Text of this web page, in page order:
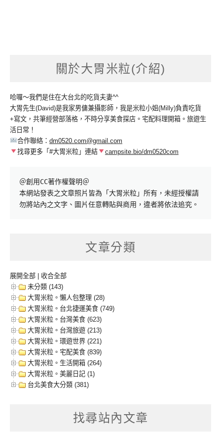
關於大胃米粒(介紹)
哈囉～我們是住在大台北的吃貨夫妻^^
大胃先生(David)是我家男傭兼攝影師，我是米粒小姐(Milly)負責吃貨
+寫文，共筆經營部落格，不時分享美食探店。宅配料理開箱。旅遊生
活日常！
合作聯絡： dm0520.com@gmail.com
找尋更多「#大胃米粒」連結
campsite.bio/dm0520com
＠創用CC著作權聲明＠
本網站發表之文章照片皆為「大胃米粒」所有，未經授權請
勿將站內之文字、圖片任意轉貼與商用，違者將依法追究。
文章分類
展開全部 | 收合全部
未分類 (143)
大胃米粒。懶人包整理 (28)
大胃米粒。台北捷運美食 (749)
大胃米粒。台灣美食 (623)
大胃米粒。台灣旅遊 (213)
大胃米粒。環遊世界 (221)
大胃米粒。宅配美食 (839)
大胃米粒。生活開箱 (264)
大胃米粒。美麗日記 (1)
台北美食大分類 (381)
找尋站內文章